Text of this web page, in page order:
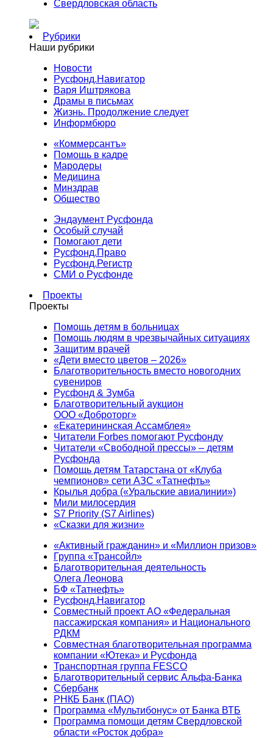
Свердловская область
Рубрики
Наши рубрики
Новости
Русфонд.Навигатор
Варя Иштрякова
Драмы в письмах
Жизнь. Продолжение следует
Информбюро
«Коммерсантъ»
Помощь в кадре
Мародеры
Медицина
Минздрав
Общество
Эндаумент Русфонда
Особый случай
Помогают дети
Русфонд.Право
Русфонд.Регистр
СМИ о Русфонде
Проекты
Проекты
Помощь детям в больницах
Помощь людям в чрезвычайных ситуациях
Защитим врачей
«Дети вместо цветов – 2026»
Благотворительность вместо новогодних
сувениров
Русфонд & Зумба
Благотворительный аукцион
ООО «Доброторг»
«Екатерининская Ассамблея»
Читатели Forbes помогают Русфонду
Читатели «Свободной прессы» – детям
Русфонда
Помощь детям Татарстана от «Клуба
чемпионов» сети АЗС «Татнефть»
Крылья добра («Уральские авиалинии»)
Мили милосердия
S7 Priority (S7 Airlines)
«Сказки для жизни»
«Активный гражданин» и «Миллион призов»
Группа «Трансойл»
Благотворительная деятельность
Олега Леонова
БФ «Татнефть»
Русфонд.Навигатор
Совместный проект АО «Федеральная
пассажирская компания» и Национального
РДКМ
Совместная благотворительная программа
компании «Ютека» и Русфонда
Транспортная группа FESCO
Благотворительный сервис Альфа-Банка
Сбербанк
РНКБ Банк (ПАО)
Программа «Мультибонус» от Банка ВТБ
Программа помощи детям Свердловской
области «Росток добра»